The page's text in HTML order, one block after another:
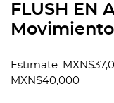
FLUSH EN
Estimate:
MXN$40,000